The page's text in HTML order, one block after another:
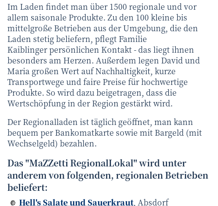
Im Laden findet man über 1500 regionale und vor
allem saisonale Produkte. Zu den 100 kleine bis
mittelgroße Betrieben aus der Umgebung, die den
Laden stetig beliefern, pflegt Familie
Kaiblinger persönlichen Kontakt - das liegt ihnen
besonders am Herzen. Außerdem legen David und
Maria großen Wert auf Nachhaltigkeit, kurze
Transportwege und faire Preise für hochwertige
Produkte. So wird dazu beigetragen, dass die
Wertschöpfung in der Region gestärkt wird.
Der Regionalladen ist täglich geöffnet, man kann
bequem per Bankomatkarte sowie mit Bargeld (mit
Wechselgeld) bezahlen.
Das "MaZZetti RegionalLokal" wird unter
anderem von folgenden, regionalen Betrieben
beliefert:
Hell's Salate und Sauerkraut, Absdorf